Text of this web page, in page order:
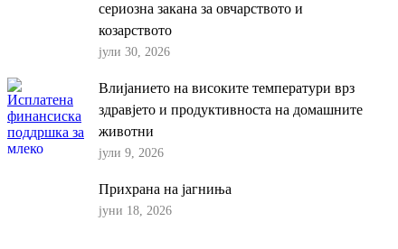
сериозна закана за овчарството и
козарството
јули 30, 2026
Влијанието на високите температури врз
здравјето и продуктивноста на домашните
животни
јули 9, 2026
Прихрана на јагниња
јуни 18, 2026